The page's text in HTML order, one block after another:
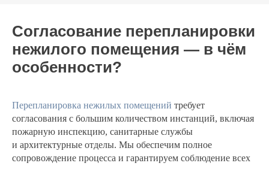
Технические планы
Согласование перепланировки
нежилого помещения — в чём
особенности?
Перепланировка нежилых помещений требует
согласования с большим количеством инстанций, включая
пожарную инспекцию, санитарные службы
и архитектурные отделы. Мы обеспечим полное
сопровождение процесса и гарантируем соблюдение всех